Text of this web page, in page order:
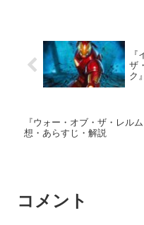
ザ
ク
『ウォー・オブ・ザ・レル
想・あらすじ・解説
コメント